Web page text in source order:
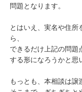
問題となります。
とはいえ、実名や住所
ら、
できるだけ上記の問題
する形になろうかと思
もっとも、本相談は譲